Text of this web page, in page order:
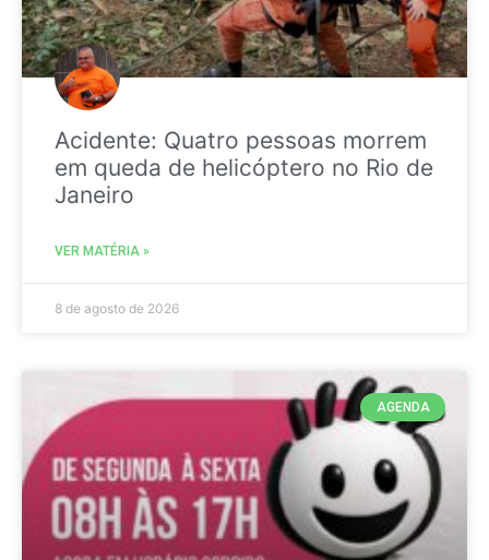
Acidente: Quatro pessoas morrem
em queda de helicóptero no Rio de
Janeiro
VER MATÉRIA »
8 de agosto de 2026
AGENDA